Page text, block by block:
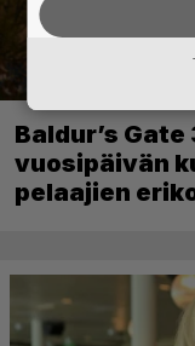
Baldur’s
vuosipäivän
pelaajien